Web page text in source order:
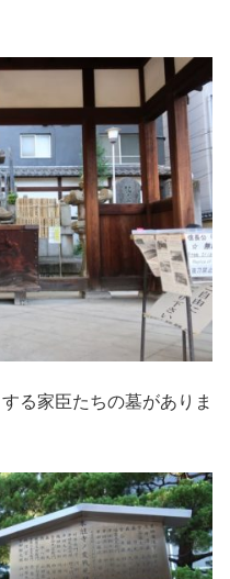
る家臣たちの墓がありま